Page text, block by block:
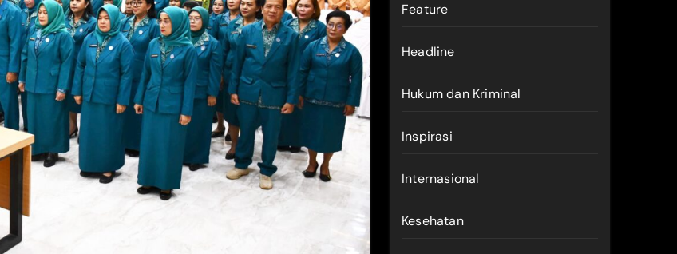
Feature
Headline
Hukum dan Kriminal
Inspirasi
Internasional
Kesehatan